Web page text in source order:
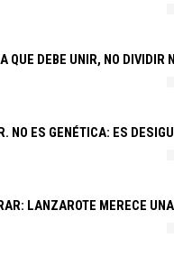
QUE DEBE UNIR, NO DIVIDIR
NO ES GENÉTICA: ES
LANZAROTE MERECE